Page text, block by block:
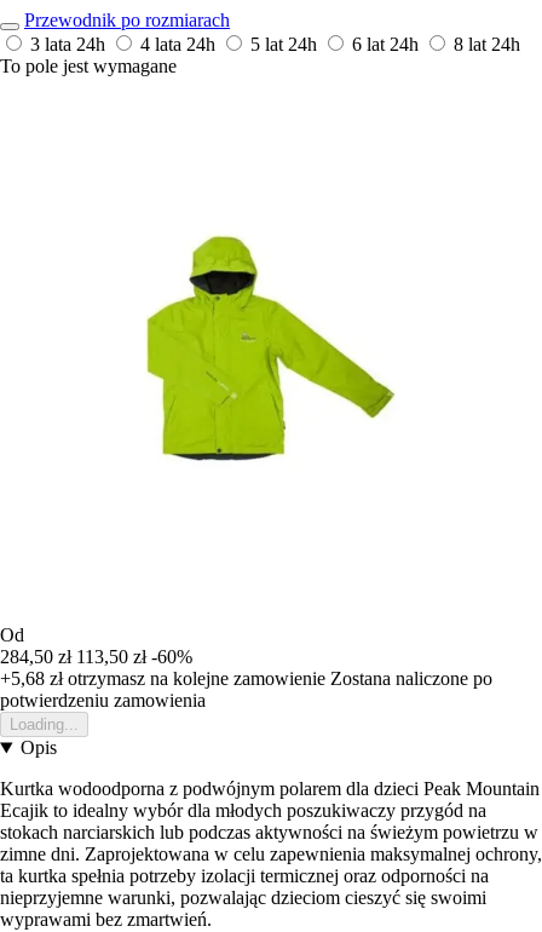
Przewodnik po rozmiarach
3 lata 24h 4 lata 24h 5 lat 24h 6 lat 24h 8 lat 24h
To pole jest wymagane
Od
284,50 zł 113,50 zł -60%
+5,68 złotrzymasz na kolejne zamowienie Zostana naliczone po
potwierdzeniu zamowienia
Loading...
Opis
Kurtka wodoodporna z podwójnym polarem dla dzieci Peak Mountain
Ecajik to idealny wybór dla młodych poszukiwaczy przygód na
stokach narciarskich lub podczas aktywności na świeżym powietrzu w
zimne dni. Zaprojektowana w celu zapewnienia maksymalnej ochrony,
ta kurtka spełnia potrzeby izolacji termicznej oraz odporności na
nieprzyjemne warunki, pozwalając dzieciom cieszyć się swoimi
wyprawami bez zmartwień.